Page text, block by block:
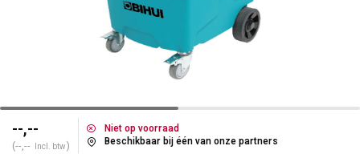
--,--
(--,-- Incl. btw)
Niet op voorraad
Beschikbaar bij één van onze partners